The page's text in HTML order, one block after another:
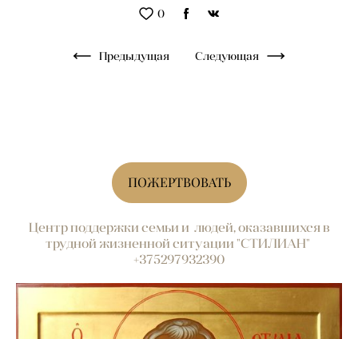
0
Предыдущая Следующая
ПОЖЕРТВОВАТЬ
Центр поддержки семьи и людей, оказавшихся в
трудной жизненной ситуации "СТИЛИАН"
+375297932390